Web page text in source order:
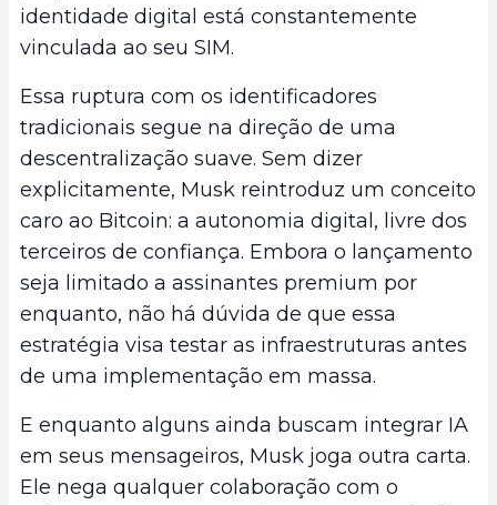
identidade digital está constantemente
vinculada ao seu SIM.
Essa ruptura com os identificadores
tradicionais segue na direção de uma
descentralização suave. Sem dizer
explicitamente, Musk reintroduz um conceito
caro ao Bitcoin: a autonomia digital, livre dos
terceiros de confiança. Embora o lançamento
seja limitado a assinantes premium por
enquanto, não há dúvida de que essa
estratégia visa testar as infraestruturas antes
de uma implementação em massa.
E enquanto alguns ainda buscam integrar IA
em seus mensageiros, Musk joga outra carta.
Ele nega qualquer colaboração com o